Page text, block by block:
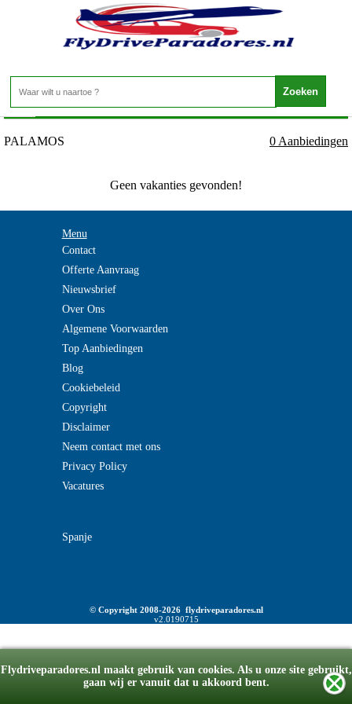
Flydriveparadores.nl maakt gebruik van cookies. Als u onze site gebruikt,
gaan wij er vanuit dat u akkoord bent.
Spanje - Costa Brava - PALAMOS
Home>
PALAMOS 0 Aanbiedingen
Geen vakanties gevonden!
Menu
Contact
Offerte Aanvraag
Nieuwsbrief
Over Ons
Algemene Voorwaarden
Top Aanbiedingen
Blog
Cookiebeleid
Copyright
Disclaimer
Neem contact met ons
Privacy Policy
Vacatures
Spanje
© Copyright 2008-2026 flydriveparadores.nl
v2.0190715